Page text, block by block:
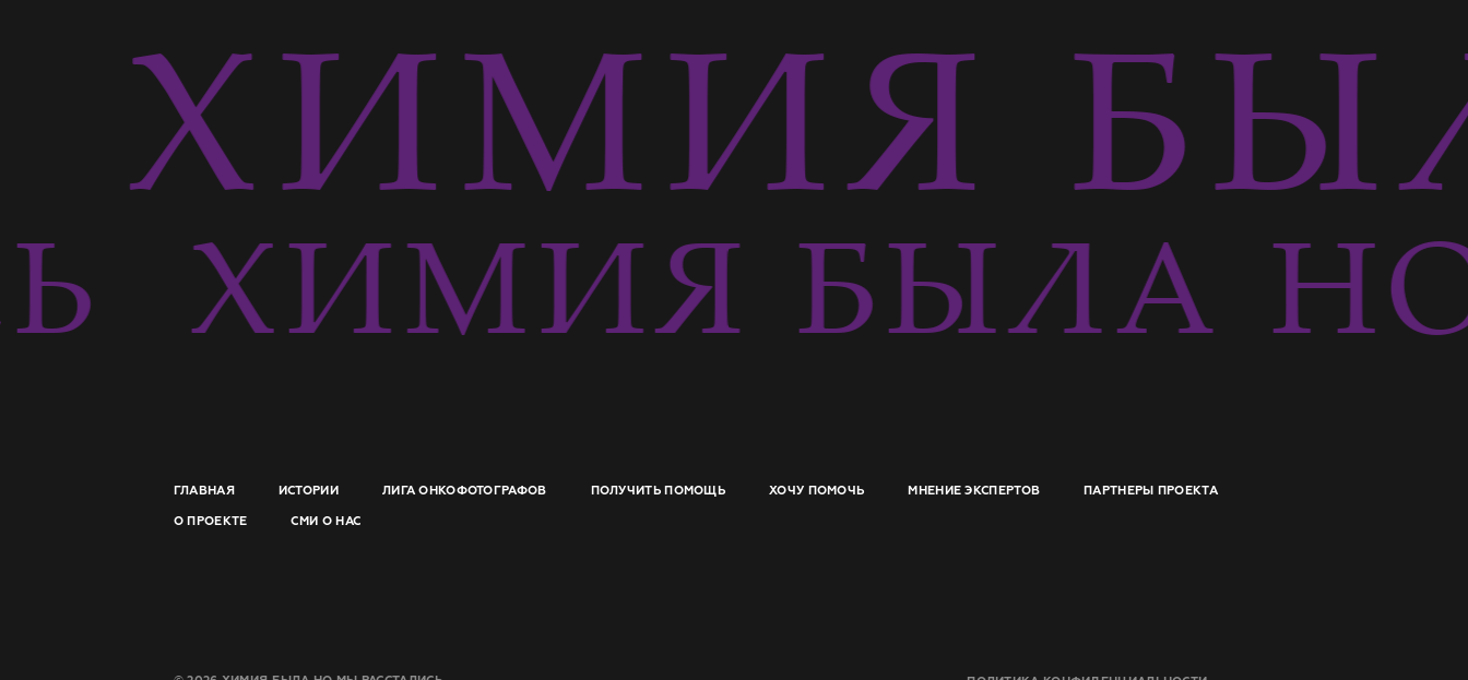
ХИМИЯ
ХИМИЯ БЫЛА
ГЛАВНАЯ ИСТОРИИ ЛИГА ОНКОФОТОГРАФОВ ПОЛУЧИТЬ ПОМОЩЬ ХОЧУ ПОМОЧЬ МНЕНИЕ ЭКСПЕРТОВ
ПАРТНЕРЫ ПРОЕКТА
О ПРОЕКТЕ
СМИ О НАС